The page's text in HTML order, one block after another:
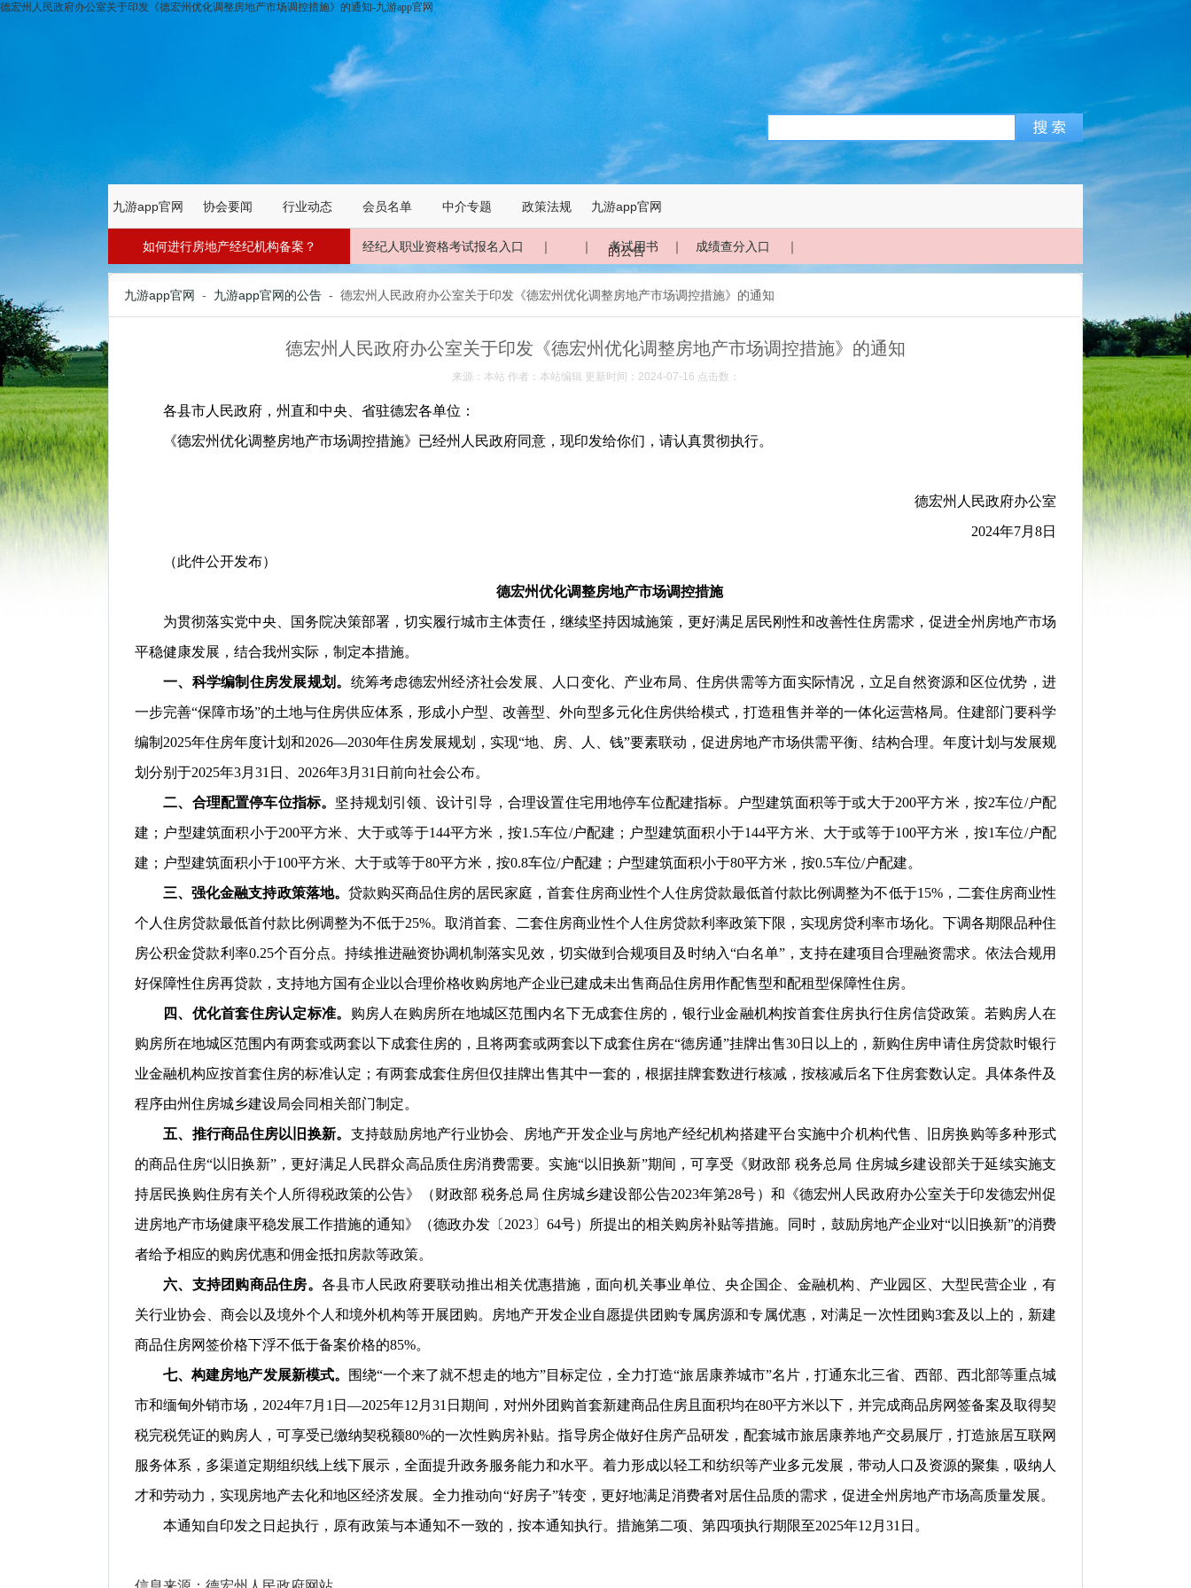
德宏州人民政府办公室关于印发《德宏州优化调整房地产市场调控措施》的通知-九游app官网
九游app官网 协会要闻 行业动态 会员名单 中介专题 政策法规 九游app官网
的公告
如何进行房地产经纪机构备案？ 经纪人职业资格考试报名入口 ｜ ｜ 考试用书 ｜ 成绩查分入口 ｜
九游app官网 - 九游app官网的公告 - 德宏州人民政府办公室关于印发《德宏州优化调整房地产市场调控措施》的通知
德宏州人民政府办公室关于印发《德宏州优化调整房地产市场调控措施》的通知
来源：本站 作者：本站编辑 更新时间：2024-07-16 点击数：
各县市人民政府，州直和中央、省驻德宏各单位：
《德宏州优化调整房地产市场调控措施》已经州人民政府同意，现印发给你们，请认真贯彻执行。
德宏州人民政府办公室
2024年7月 8日
（此件公开发布）
德宏州优化调整房地产市场调控措施
为贯彻落实党中央、国务院决策部署，切实履行城市主体责任，继续坚持因城施策，更好满足居民刚性和改善性住房需求，促进全州房地产市场
平稳健康发展，结合我州实际，制定本措施。
一、科学编制住房发展规划。 统筹考虑德宏州经济社会发展、人口变化、产业布局、住房供需等方面实际情况，立足 自然资源和区位优势 ，进
一步完善“保障市场”的土地与住房供应体系，形成小户型、改善型、外向型多元化住房供给模式 ，打造租售并举的一体化运营格局。 住建部门要科学
编制 2025年住房年度计划和2026—2030年住房发展规划，实现“地、房、人、钱”要素联动，促进房地产市场供需平衡、结构合理。年度计划与发展规
划分别于2025年3月31日、2026年3月31日前向社会公布。
二、合理配置停车位指标。 坚持规划引领 设计引导，合理设置住宅用地停车位配建指标。户型建筑面积等于或大于200平方米，按2车位/户配
建；户型建筑面积小于200平方米、大于或等于144平方米，按1.5车位/户配建；户型建筑面积小于144平方米、大于或等于100平方米，按1车位/户配
建；户型建筑面积小于100平方米、大于或等于80平方米，按0.8车位/户配建；户型建筑面积小于80平方米，按0.5车位/户配建。
三、强化金融支持政策落地。 贷款购买商品住房的居民家庭，首套住房商业性个人住房贷款最低首付款比例调整为不低于15%，二套住房商业性
个人住房贷款最低首付款比例调整为不低于25%。取消首套、二套住房商业性个人住房贷款利率政策下限，实现房贷利率市场化。下调各期限品种住
房公积金贷款利率0.25个百分点。持续推进融资协调机制落实见效， 切实做到合规项目及时纳入“白名单”，支持在建项目合理融资需求。依法合规用
好保障性住房再贷款，支持地方国有企业以合理价格收购房地产企业已建成未出售商品住房用作配售型和配租型保障性住房。
四、优化首套住房认定标准。 购房人在购房所在地城区范围内名下无成套住房的，银行业金融机构按首套住房执行住房信贷政策。若购房人在
购房所在地城区范围内有两套或两套以下成套住房的，且将两套或两套以下成套住房在“德房通”挂牌出售30日以上的，新购住房申请住房贷款时银行
业金融机构应按首套住房的标准认定；有两套成套住房但仅挂牌出售其中一套的，根据挂牌套数进行核减，按核减后名下住房套数认定。具体条件及
程序由州住房城乡建设局会同相关部门制定。
五、推行商品住房以旧换新。 支持鼓励房地产行业协会、房地产开发企业与房地产经纪机构搭建平台实施中介机构代售、旧房换购等多种形式
的商品住房“以旧换新”，更好满足人民群众高品质住房消费需要。实施“以旧换新”期间，可享受 《财政部 税务总局 住房城乡建设部关于延续实施支
持居民换购住房有关个人所得税政策的公告》（财政部 税务总局 住房城乡建设部公告2023年第28号） 和《德宏州人民政府办公室关于印发德宏州促
进房地产市场健康平稳发展工作措施的通知》（德政办发〔 2023〕64号）所提出的相关购房补贴等措施。同时，鼓励房地产企业对“以旧换新”的消费
者给予相应的购房优惠和佣金抵扣房款等政策。
六、支持团购商品住房。 各县市人民政府要联动推出相关优惠措施，面向机关事业单位、央企国企、金融机构、产业园区、大型民营企业，有
关行业协会、商会以及境外个人和境外机构等开展团购。房地产开发企业自愿提供团购专属房源和专属优惠，对满足一次性团购3套及以上的，新建
商品住房网签价格下浮不低于备案价格的85%。
七、构建房地产发展新模式。
围绕“一个来了就不想走的地方”目标定位，全力打造“旅居康养城市”名片，打通东北三省、西部 、西北部等重点城
市和缅甸外销市场， 2024年7月1日 —2025年12月31日期间， 对州外团 购首套新建商品住房且面积均在80平方米以下， 并完成商品房网签备案及取得契
税完税凭证的购房人，可享受已缴纳契税额80%的一次性购房补贴。指导房企做好住房产品研发，配套城市旅居康养地产交易展厅，打造旅居互联网
服务体系， 多渠道定期组织线上线下展示，全面提升政务服务能力和水平。着力形成以轻工和纺织等产业多元发展，带动人口及资源的聚集，吸纳人
才和劳动力，实现房地产去化和地区经济发展。全力推动向“好房子”转变，更好地满足消费者对居住品质的需求，促进全州房地产市场高质量发展。
本通知自印发之日起执行 ，原有政策与本通知不一致的，按本通知执行。 措施第二项、第四项执行期限至2025年12月31日 。